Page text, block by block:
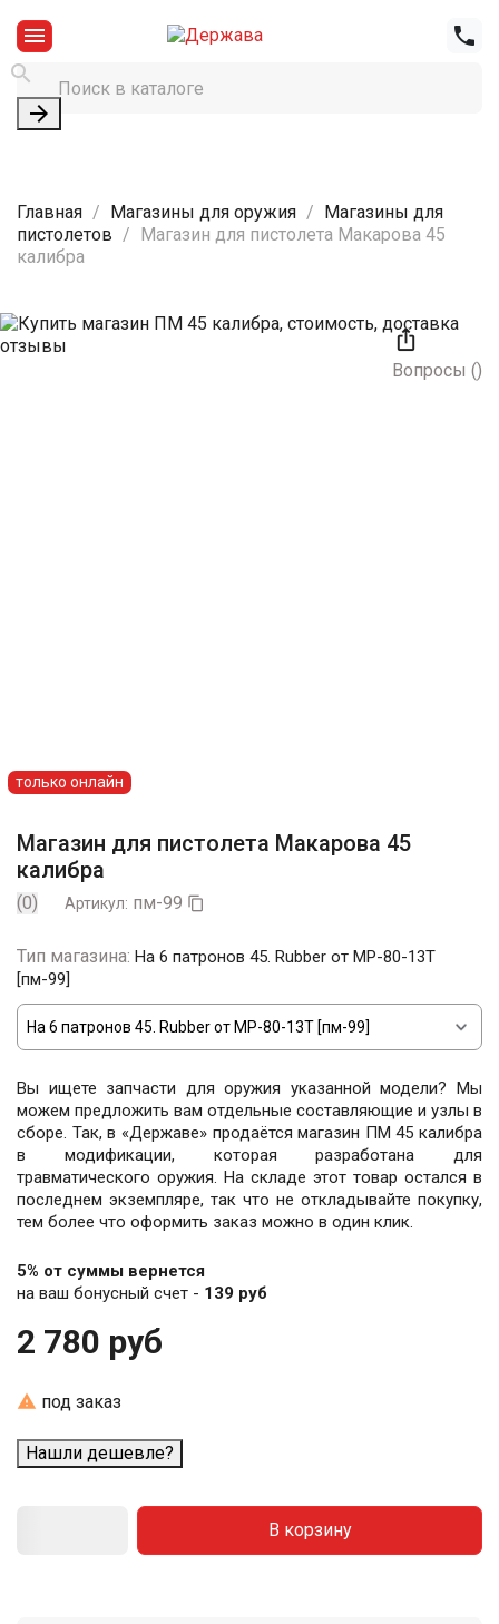




Главная Магазины для оружия
Магазины для
пистолетов
Магазин для пистолета Макарова 45
калибра

Вопросы ()
только онлайн
Магазин для пистолета Макарова 45
калибра
(0) Артикул: пм-99 
Тип магазина: На 6 патронов 45. Rubber от МР-80-13Т
[пм-99]
Вы ищете запчасти для оружия указанной модели? Мы
можем предложить вам отдельные составляющие и узлы в
сборе. Так, в «Державе» продаётся магазин ПМ 45 калибра
в модификации, которая разработана для
травматического оружия. На складе этот товар остался в
последнем экземпляре, так что не откладывайте покупку,
тем более что оформить заказ можно в один клик.
5% от суммы вернется
на ваш бонусный счет - 139 руб
2 780 руб
 под заказ
Нашли дешевле?
В корзину